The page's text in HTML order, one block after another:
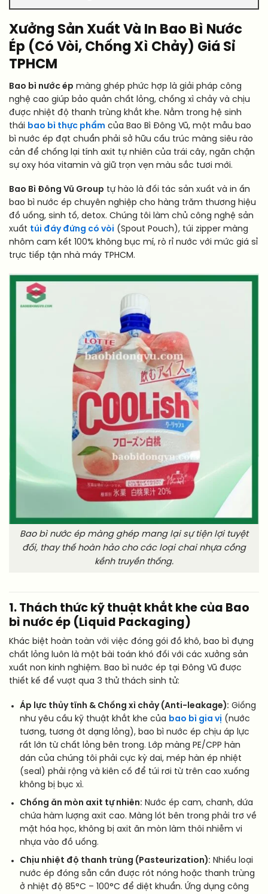
Xưởng Sản Xuất Và In Bao Bì Nước
Ép (Có Vòi, Chống Xì Chảy) Giá Sỉ
TPHCM
Bao bì nước ép màng ghép phức hợp là giải pháp công
nghệ cao giúp bảo quản chất lỏng, chống xì chảy và chịu
được nhiệt độ thanh trùng khắt khe. Nằm trong hệ sinh
thái bao bì thực phẩm của Bao Bì Đông Vũ, một mẫu bao
bì nước ép đạt chuẩn phải sở hữu cấu trúc màng siêu rào
cản để chống lại tính axit tự nhiên của trái cây, ngăn chặn
sự oxy hóa vitamin và giữ trọn vẹn màu sắc tươi mới.
Bao Bì Đông Vũ Group tự hào là đối tác sản xuất và in ấn
bao bì nước ép chuyên nghiệp cho hàng trăm thương hiệu
đồ uống, sinh tố, detox. Chúng tôi làm chủ công nghệ sản
xuất túi đáy đứng có vòi (Spout Pouch), túi zipper màng
nhôm cam kết 100% không bục mí, rò rỉ nước với mức giá sỉ
trực tiếp tận nhà máy TPHCM.
Bao bì nước ép màng ghép mang lại sự tiện lợi tuyệt
đối, thay thế hoàn hảo cho các loại chai nhựa cồng
kềnh truyền thống.
1. Thách thức kỹ thuật khắt khe của Bao
bì nước ép (Liquid Packaging)
Khác biệt hoàn toàn với việc đóng gói đồ khô, bao bì đựng
chất lỏng luôn là một bài toán khó đối với các xưởng sản
xuất non kinh nghiệm. Bao bì nước ép tại Đông Vũ được
thiết kế để vượt qua 3 thử thách sinh tử:
Áp lực thủy tĩnh & Chống xì chảy (Anti-leakage): Giống
như yêu cầu kỹ thuật khắt khe của bao bì gia vị (nước
tương, tương ớt dạng lỏng), bao bì nước ép chịu áp lực
rất lớn từ chất lỏng bên trong. Lớp màng PE/CPP hàn
dán của chúng tôi phải cực kỳ dai, mép hàn ép nhiệt
(seal) phải rộng và kiên cố để túi rơi từ trên cao xuống
không bị bục xì.
Chống ăn mòn axit tự nhiên: Nước ép cam, chanh, dứa
chứa hàm lượng axit cao. Màng lót bên trong phải trơ về
mặt hóa học, không bị axit ăn mòn làm thôi nhiễm vi
nhựa vào đồ uống.
Chịu nhiệt độ thanh trùng (Pasteurization): Nhiều loại
nước ép đóng sẵn cần được rót nóng hoặc thanh trùng
ở nhiệt độ 85°C – 100°C để diệt khuẩn. Ứng dụng công